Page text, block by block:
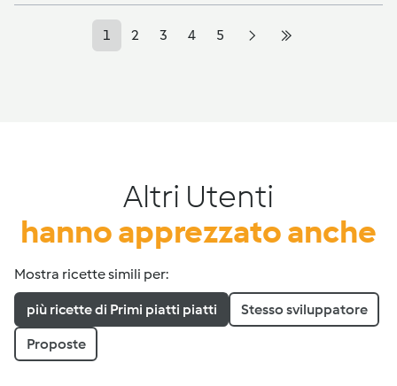
1 2 3 4 5
Altri Utenti
hanno apprezzato anche
Mostra ricette simili per:
più ricette di Primi piatti piatti Stesso sviluppatore
Proposte